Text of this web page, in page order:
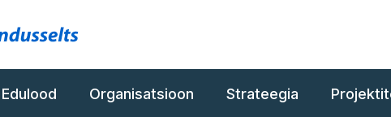
Edulood Organisatsioon Strateegia